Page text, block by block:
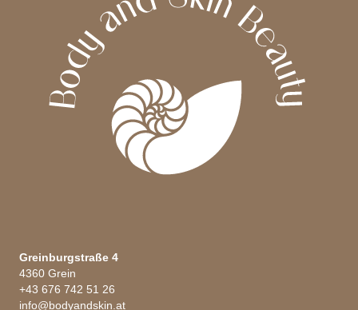
Produktseite
gewählt
werden
Greinburgstraße 4
4360 Grein
+43 676 742 51 26
info@bodyandskin.at